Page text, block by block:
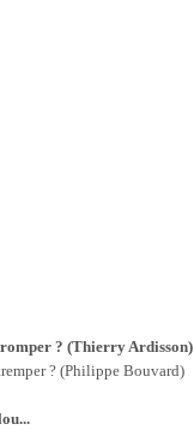
? (Thierry Ardisson)
? (Philippe Bouvard)